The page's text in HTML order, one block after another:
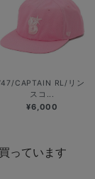
’47/CAPTAIN RL/リン
スコ...
¥6,000
っています